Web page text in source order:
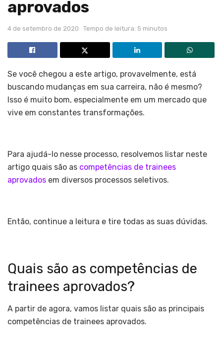
aprovados
4 de setembro de 2020 Tempo de leitura: 5 minutos
Se você chegou a este artigo, provavelmente, está
buscando mudanças em sua carreira, não é mesmo?
Isso é muito bom, especialmente em um mercado que
vive em constantes transformações.
Para ajudá-lo nesse processo, resolvemos listar neste
artigo quais são as competências de trainees
aprovados em diversos processos seletivos.
Então, continue a leitura e tire todas as suas dúvidas.
Quais são as competências de
trainees aprovados?
A partir de agora, vamos listar quais são as principais
competências de trainees aprovados.